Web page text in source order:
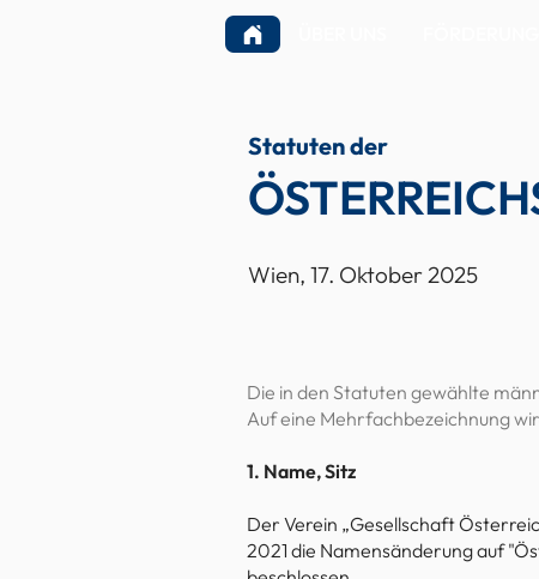
Statuten der
Wien, 17. Oktober 2025
Die in den Statuten gewählte
Auf eine Mehrfachbezeichnung
1. Name, Sitz
Der Verein „Gesellschaft
2021 die Namensänderung auf